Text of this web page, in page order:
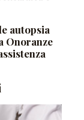
autopsia
Onoranze